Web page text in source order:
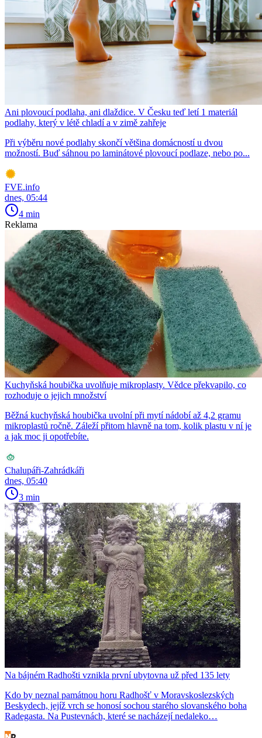
Ani plovoucí podlaha, ani dlaždice. V Česku teď letí 1 materiál
podlahy, který v létě chladí a v zimě zahřeje
Při výběru nové podlahy skončí většina domácností u dvou
možností. Buď sáhnou po laminátové plovoucí podlaze, nebo po...
FVE.info
dnes, 05:44
4 min
Reklama
Kuchyňská houbička uvolňuje mikroplasty. Vědce překvapilo, co
rozhoduje o jejich množství
Běžná kuchyňská houbička uvolní při mytí nádobí až 4,2 gramu
mikroplastů ročně. Záleží přitom hlavně na tom, kolik plastu v ní je
a jak moc ji opotřebíte.
Chalupáři-Zahrádkáři
dnes, 05:40
3 min
Na bájném Radhošti vznikla první ubytovna už před 135 lety
Kdo by neznal památnou horu Radhošť v Moravskoslezských
Beskydech, jejíž vrch se honosí sochou starého slovanského boha
Radegasta. Na Pustevnách, které se nacházejí nedaleko…